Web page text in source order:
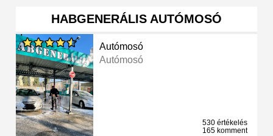
HABGENERÁLIS AUTÓMOSÓ
Autómosó
Autómosó
530 értékelés
165 komment